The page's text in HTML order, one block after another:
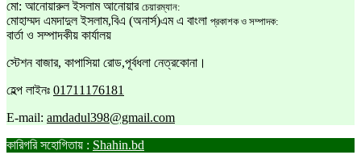
মো: আনোয়ারুল ইসলাম আনোয়ার চেয়ারম্যান:
মোহাম্মদ এমদাদুল ইসলাম,বিএ (অনার্স)এম এ বাংলা প্রকাশক ও সম্পাদক:
বার্তা ও সম্পাদকীয় কার্যালয়
স্টেশন বাজার, কাপাসিয়া রোড,পূর্বধলা নেত্রকোনা।
হেল্প লাইনঃ 01711176181
E-mail: amdadul398@gmail.com
কারিগরি সহোগিতায় : Shahin.bd